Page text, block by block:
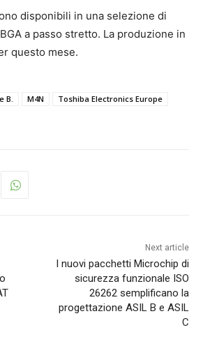
disponibili in una selezione di
a passo stretto. La produzione in
questo mese.
B. M4N
Toshiba Electronics Europe
Next article
I nuovi pacchetti Microchip di
sicurezza funzionale ISO
26262 semplificano la
progettazione ASIL B e ASIL
C